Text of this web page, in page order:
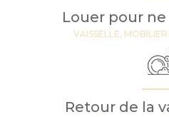
Louer pour
VAISSELLE,
Retour de la